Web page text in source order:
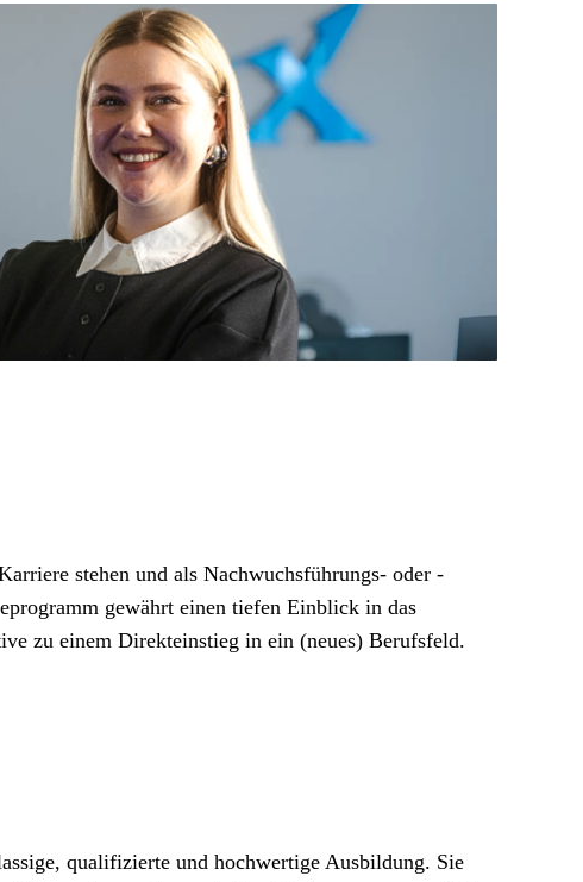
stehen und als Nachwuchsführungs- oder -
gewährt einen tiefen Einblick in das
zu einem Direkteinstieg in ein (neues) Berufsfeld.
qualifizierte und hochwertige Ausbildung. Sie